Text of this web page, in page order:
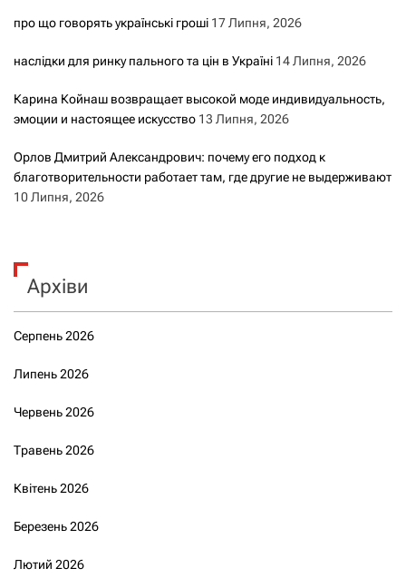
про що говорять українські гроші 17 Липня, 2026
наслідки для ринку пального та цін в Україні 14 Липня, 2026
Карина Койнаш возвращает высокой моде индивидуальность,
эмоции и настоящее искусство 13 Липня, 2026
Орлов Дмитрий Александрович: почему его подход к
благотворительности работает там, где другие не выдерживают
10 Липня, 2026
Архіви
Серпень 2026
Липень 2026
Червень 2026
Травень 2026
Квітень 2026
Березень 2026
Лютий 2026